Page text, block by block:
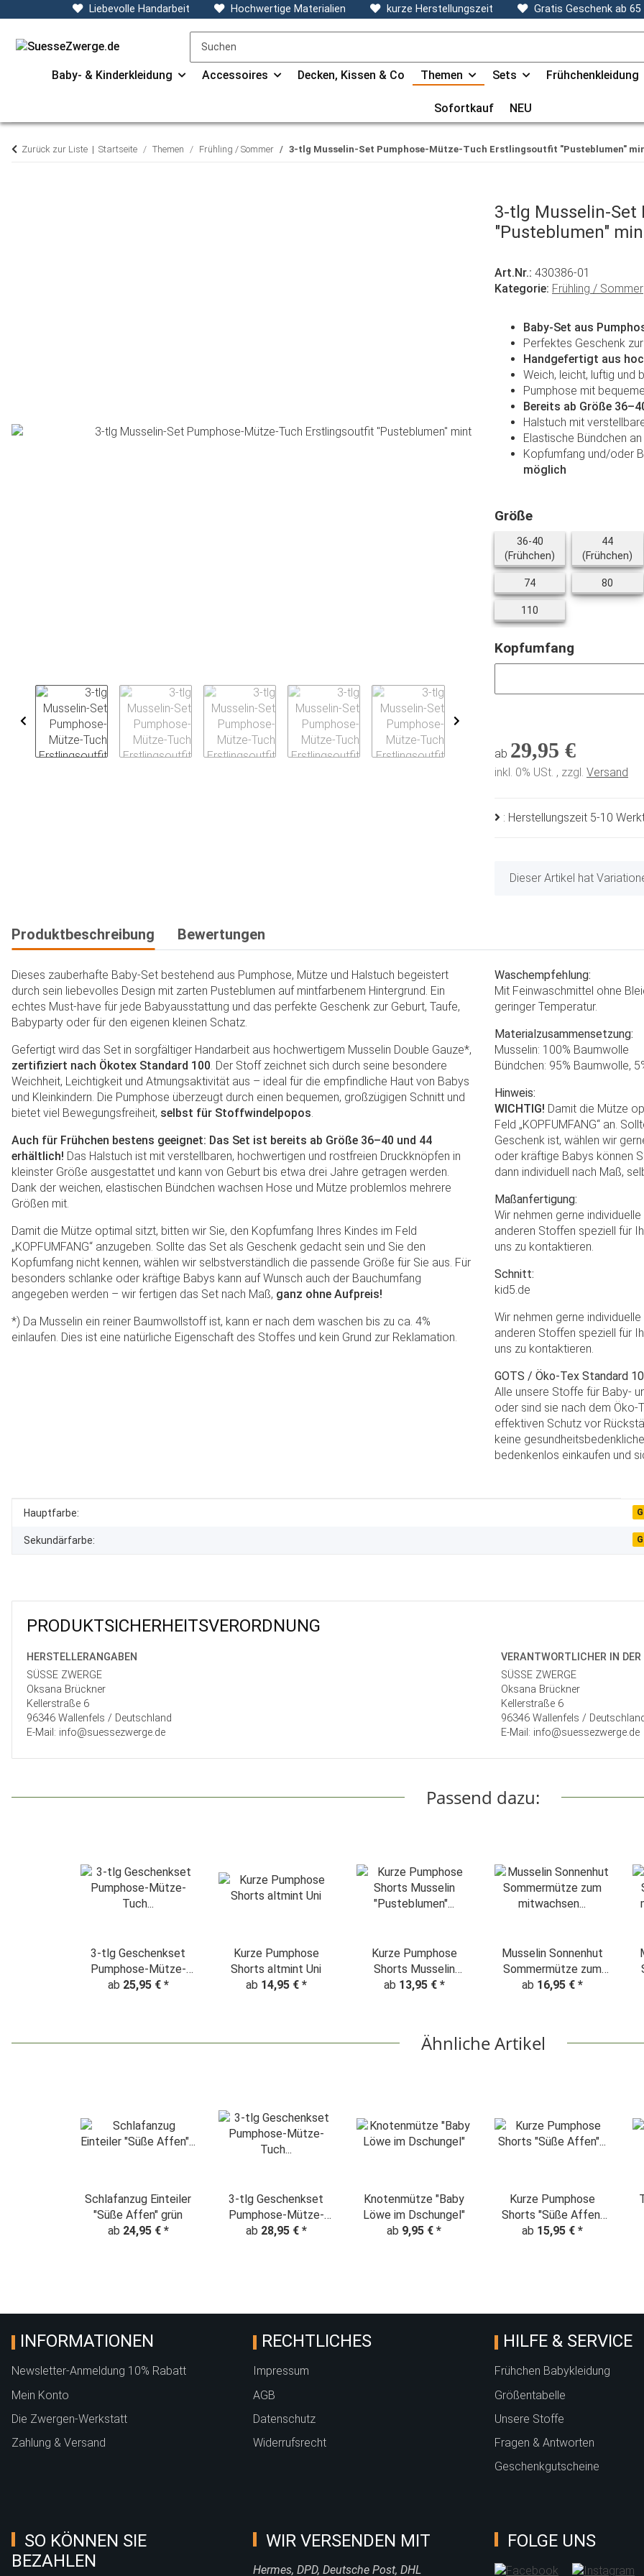
Liebevolle Handarbeit Hochwertige Materialien kurze Herstellungszeit Gratis Geschenk ab
Baby- & Kinderkleidung Accessoires Decken, Kissen & Co Themen Sets Frühchenkleidung
Sofortkauf NEU
Zurück zur Liste Startseite Themen Frühling / Sommer 3-tlg Musselin-Set Pumphose-Mütze-Tuch Erstlingsoutfit "Pusteblumen"
3-tlg Musselin-
"Pusteblumen"
Art.Nr.: 430386-01
Kategorie: Frühling / Sommer
Baby-Set aus
Perfektes Geschenk
Handgefertigt aus
Weich, leicht, luftig und
Pumphose mit
Bereits ab Größe
Halstuch mit
Elastische Bündchen
Kopfumfang und/oder
möglich
Größe
36-40
(Frühchen) 36-40 (Frühchen)
44
(Frühchen)
7474 80
110
Kopfumfang
ab 29,95 €
inkl. 0% USt. , zzgl. Versand
: Herstellungszeit 5-10
x
Dieser Artikel hat
Produktbeschreibung Bewertungen
Dieses zauberhafte Baby-Set bestehend aus Pumphose, Mütze und Halstuch begeistert
durch sein liebevolles Design mit zarten Pusteblumen auf mintfarbenem Hintergrund. Ein
echtes Must-have für jede Babyausstattung und das perfekte Geschenk zur Geburt, Taufe,
Babyparty oder für den eigenen kleinen Schatz.
Gefertigt wird das Set in sorgfältiger Handarbeit aus hochwertigem Musselin Double Gauze*,
zertifiziert nach Ökotex Standard 100 . Der Stoff zeichnet sich durch seine besondere
Weichheit, Leichtigkeit und Atmungsaktivität aus – ideal für die empfindliche Haut von Babys
und Kleinkindern. Die Pumphose überzeugt durch einen bequemen, großzügigen Schnitt und
bietet viel Bewegungsfreiheit, selbst für Stoffwindelpopos
Auch für Frühchen bestens geeignet: Das Set ist bereits ab Größe 36–40 und 44
erhältlich! Das Halstuch ist mit verstellbaren, hochwertigen und rostfreien Druckknöpfen in
kleinster Größe ausgestattet und kann von Geburt bis etwa drei Jahre getragen werden.
Dank der weichen, elastischen Bündchen wachsen Hose und Mütze problemlos mehrere
Größen mit.
Damit die Mütze optimal sitzt, bitten wir Sie, den Kopfumfang Ihres Kindes im Feld
„KOPFUMFANG“ anzugeben. Sollte das Set als Geschenk gedacht sein und Sie den
Kopfumfang nicht kennen, wählen wir selbstverständlich die passende Größe für Sie aus. Für
besonders schlanke oder kräftige Babys kann auf Wunsch auch der Bauchumfang
angegeben werden – wir fertigen das Set nach Maß, ganz ohne Aufpreis!
*) Da Musselin ein reiner Baumwollstoff ist, kann er nach dem waschen bis zu ca. 4%
einlaufen. Dies ist eine natürliche Eigenschaft des Stoffes und kein Grund zur Reklamation.
Waschempfehlung:
Mit Feinwaschmittel ohne
geringer Temperatur.
Materialzusammensetzung:
Musselin: 100% Baumwolle
Bündchen: 95% Baumwolle,
Hinweis:
WICHTIG! Damit die Mütze
Feld „KOPFUMFANG“ an.
Geschenk ist, wählen wir
oder kräftige Babys können
dann individuell nach Maß,
Maßanfertigung:
Wir nehmen gerne
anderen Stoffen speziell für
uns zu kontaktieren.
Schnitt:
kid5.de
Wir nehmen gerne
anderen Stoffen speziell für
uns zu kontaktieren.
GOTS / Öko-Tex Standard
Alle unsere Stoffe für Baby-
oder sind sie nach dem Öko-
effektiven Schutz vor
keine
bedenkenlos einkaufen und
Produkteigenschaft
Wert
Hauptfarbe:
Sekundärfarbe:
PRODUKT­SICHER­HEITS­VER­ORD­NUNG
HERSTELLER­ANGABEN
SÜSSE ZWERGE
Oksana Brückner
Kellerstraße 6
96346 Wallenfels / Deutschland
E-Mail: info@suessezwerge.de
VERANTWORT­LICHER IN DER
SÜSSE ZWERGE
Oksana Brückner
Kellerstraße 6
96346 Wallenfels /
E-Mail: info@suessezwerge.de
Passend dazu:
3-tlg Geschenkset
Pumphose-Mütze-
Tuch Erstlingsoutfit
ab 25,95 € *
Kurze Pumphose
Shorts altmint Uni
ab 14,95 € *
Kurze Pumphose
Shorts Musselin
"Pusteblumen" ghost
ab 13,95 € *
Musselin Sonnenhut
Sommermütze zum
mitwachsen
ab 16,95 € *
Ähnliche Artikel
Schlafanzug Einteiler
"Süße Affen" grün
ab 24,95 € *
3-tlg Geschenkset
Pumphose-Mütze-
Tuch Erstlingsoutfit
ab 28,95 € *
Knotenmütze "Baby
Löwe im Dschungel"
ab 9,95 € *
Kurze Pumphose
Shorts "Süße Affen"
grün
ab 15,95 € *
INFORMATIONEN
Newsletter-Anmeldung 10% Rabatt
Mein Konto
Die Zwergen-Werkstatt
Zahlung & Versand
RECHTLICHES
Impressum
AGB
Datenschutz
Widerrufsrecht
HILFE & SERVICE
Frühchen Babykleidung
Größentabelle
Unsere Stoffe
Fragen & Antworten
Geschenkgutscheine
SO KÖNNEN SIE
BEZAHLEN
WIR VERSENDEN MIT
Hermes, DPD, Deutsche Post, DHL
FOLGE UNS